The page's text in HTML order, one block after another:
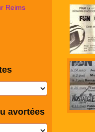
Reims
avortées